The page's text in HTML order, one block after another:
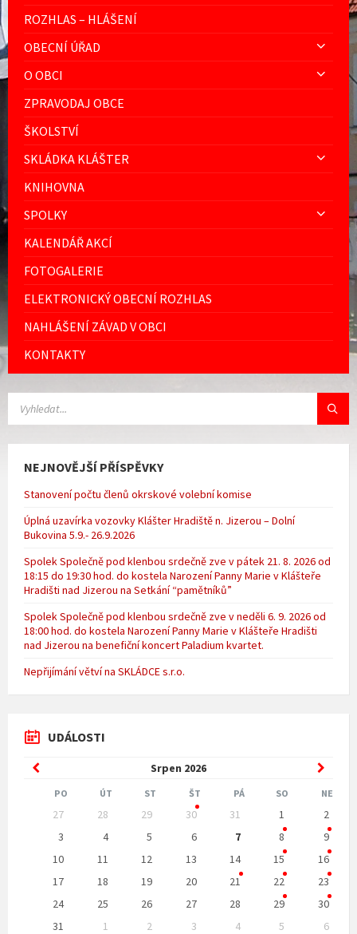
ROZHLAS – HLÁŠENÍ
OBECNÍ ÚŘAD
O OBCI
ZPRAVODAJ OBCE
ŠKOLSTVÍ
SKLÁDKA KLÁŠTER
KNIHOVNA
SPOLKY
KALENDÁŘ AKCÍ
FOTOGALERIE
ELEKTRONICKÝ OBECNÍ ROZHLAS
NAHLÁŠENÍ ZÁVAD V OBCI
KONTAKTY
NEJNOVĚJŠÍ PŘÍSPĚVKY
Stanovení počtu členů okrskové volební komise
Úplná uzavírka vozovky Klášter Hradiště n. Jizerou – Dolní
Bukovina 5.9.- 26.9.2026
Spolek Společně pod klenbou srdečně zve v pátek 21. 8. 2026 od
18:15 do 19:30 hod. do kostela Narození Panny Marie v Klášteře
Hradišti nad Jizerou na Setkání “pamětníků”
Spolek Společně pod klenbou srdečně zve v neděli 6. 9. 2026 od
18:00 hod. do kostela Narození Panny Marie v Klášteře Hradišti
nad Jizerou na benefiční koncert Paladium kvartet.
Nepřijímání větví na SKLÁDCE s.r.o.
UDÁLOSTI
Srpen 2026
Previous
Month
Month
PO ÚT ST ŠT PÁ SO NE
calendar
27 28 29 30 31 1
2
3
4 5 6 7 8
9
10
11 12 13 14 15
16
17
18 19 20 21 22
23
24
25 26 27 28 29
30
31
1 2 3 4 5
6